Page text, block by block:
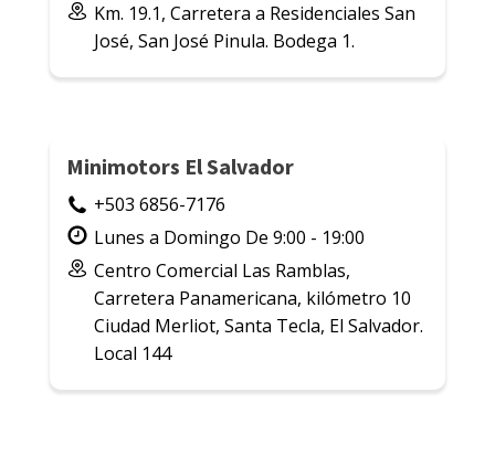
Km. 19.1, Carretera a Residenciales San
José, San José Pinula. Bodega 1.
Minimotors El Salvador
+503 6856-7176
Lunes a Domingo De 9:00 - 19:00
Centro Comercial Las Ramblas,
Carretera Panamericana, kilómetro 10
Ciudad Merliot, Santa Tecla, El Salvador.
Local 144